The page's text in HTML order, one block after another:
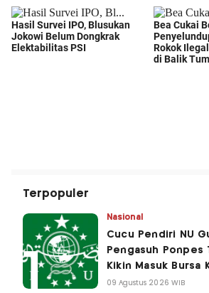
Terpopuler
Nasional
Cucu Pendiri NU
Pengasuh Ponpes
Kikin Masuk Bursa
09 Agustus 2026 WIB